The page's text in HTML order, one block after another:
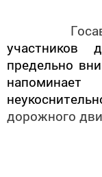
предельно
дорожного